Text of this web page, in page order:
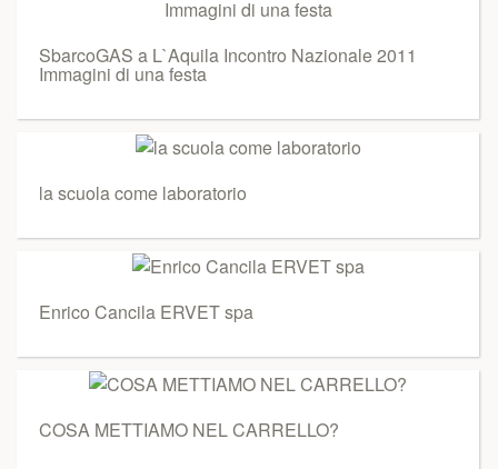
SbarcoGAS a L`Aquila Incontro Nazionale 2011
Immagini di una festa
la scuola come laboratorio
Enrico Cancila ERVET spa
COSA METTIAMO NEL CARRELLO?